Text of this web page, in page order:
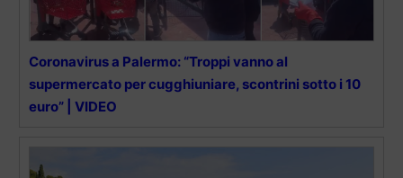
Coronavirus a Palermo: “Troppi vanno al
supermercato per cugghiuniare, scontrini sotto i 10
euro” | VIDEO